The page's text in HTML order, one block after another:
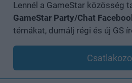
Lennél a GameStar közösség
GameStar Party/Chat
témákat, dumálj régi és új GS